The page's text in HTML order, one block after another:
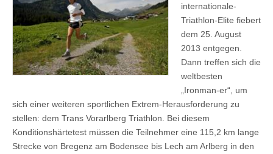
internationale-
Triathlon-Elite fiebert
dem 25. August
2013 entgegen.
Dann treffen sich die
weltbesten
„Ironman-er“, um
sich einer weiteren sportlichen Extrem-Herausforderung zu
stellen: dem Trans Vorarlberg Triathlon. Bei diesem
Konditionshärtetest müssen die Teilnehmer eine 115,2 km lange
Strecke von Bregenz am Bodensee bis Lech am Arlberg in den